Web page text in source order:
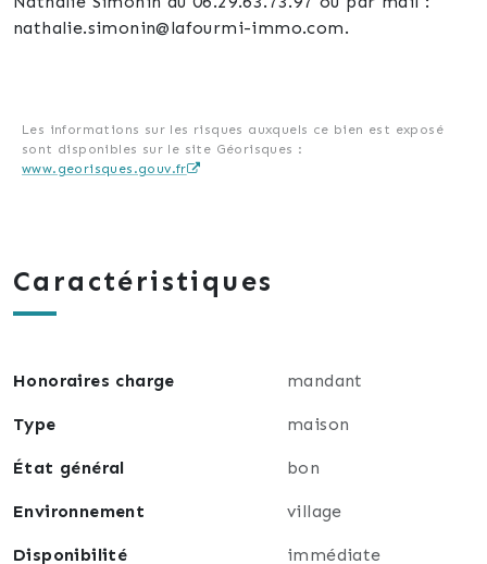
nathalie.simonin@lafourmi-immo.com.
Les informations sur les risques auxquels ce bien est exposé
sont disponibles sur le site Géorisques :
www.georisques.gouv.fr
Caractéristiques
Honoraires charge mandant
Type maison
État général bon
Environnement village
Disponibilité immédiate